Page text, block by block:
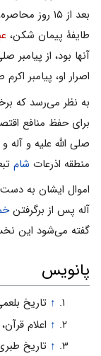
بعد از ۱۵ روز محاصره، سرانجام تسلیم شدند.
طایفۀ پیمان شکن،
آنها بود، از پیامبر
اصرار او، پیامبر
به نظر می‌رسد که
برای حفظ منافع
صلی الله علیه و آله
منطقه اذرعات شام
اموال ایشان به
آله پس از برگرفتن
گفته می‌شود این
پانویس
↑ تاریخ بلعمی‌، ج‌
↑ اعلام قرآن،
↑ تاریخ طبری‌، ج‌